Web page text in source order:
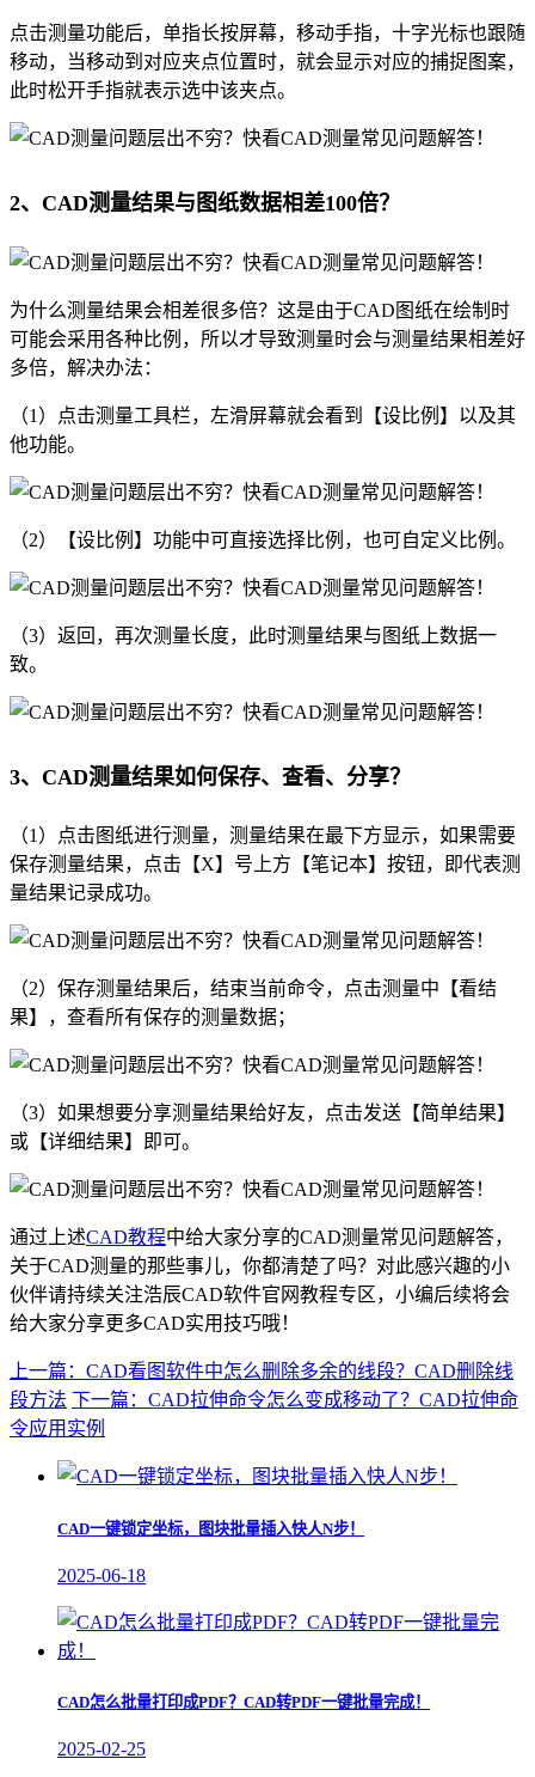
点击测量功能后，单指长按屏幕，移动手指，十字光标也跟随
移动，当移动到对应夹点位置时，就会显示对应的捕捉图案，
此时松开手指就表示选中该夹点。
2、CAD测量结果与图纸数据相差100倍？
为什么测量结果会相差很多倍？这是由于CAD图纸在绘制时
可能会采用各种比例，所以才导致测量时会与测量结果相差好
多倍，解决办法：
（1）点击测量工具栏，左滑屏幕就会看到【设比例】以及其
他功能。
（2）【设比例】功能中可直接选择比例，也可自定义比例。
（3）返回，再次测量长度，此时测量结果与图纸上数据一
致。
3、CAD测量结果如何保存、查看、分享？
（1）点击图纸进行测量，测量结果在最下方显示，如果需要
保存测量结果，点击【X】号上方【笔记本】按钮，即代表测
量结果记录成功。
（2）保存测量结果后，结束当前命令，点击测量中【看结
果】，查看所有保存的测量数据；
（3）如果想要分享测量结果给好友，点击发送【简单结果】
或【详细结果】即可。
通过上述CAD教程中给大家分享的CAD测量常见问题解答，
关于CAD测量的那些事儿，你都清楚了吗？对此感兴趣的小
伙伴请持续关注浩辰CAD软件官网教程专区，小编后续将会
给大家分享更多CAD实用技巧哦！
上一篇：CAD看图软件中怎么删除多余的线段？CAD删除线
段方法 下一篇：CAD拉伸命令怎么变成移动了？CAD拉伸命
令应用实例
CAD一键锁定坐标，图块批量插入快人N步！
2025-06-18
CAD怎么批量打印成PDF？CAD转PDF一键批量完成！
2025-02-25